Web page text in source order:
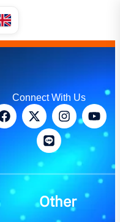
Connect With Us
Other